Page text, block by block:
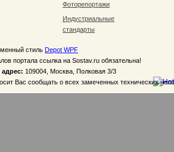
Фоторепортажи
Индустриальные
стандарты
стиль Depot WPF
портала ссылка на Sostav.ru обязательна!
адрес: 109004, Москва, Полковая 3/3
Вас сообщать о всех замеченных технических